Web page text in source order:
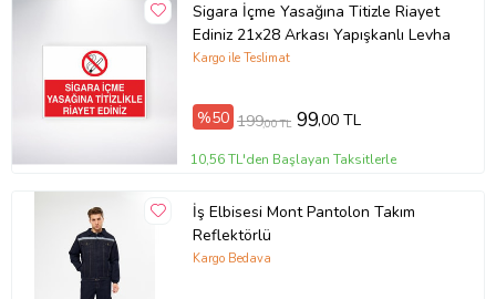
Sigara İçme Yasağına Titizle Riayet
Ediniz 21x28 Arkası Yapışkanlı Levha
Kargo ile Teslimat
%50 199,00 TL 99,00 TL
10,56 TL'den Başlayan Taksitlerle
İş Elbisesi Mont Pantolon Takım
Reflektörlü
Kargo Bedava